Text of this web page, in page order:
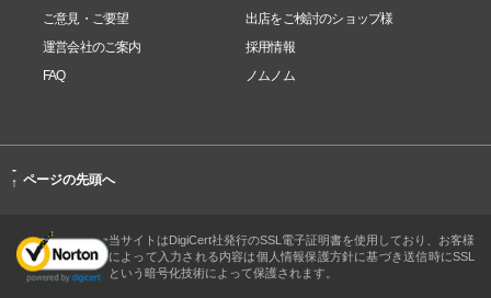
ホメオパシーの実践で技術の最も高度な運用が要求
されるのは、レメディによる刺激を『最適』に（専
を数多く行うことによってしかブラッシュアップで
きません。
ご意見・ご要望
出店をご検討のショップ様
運営会社のご案内
採用情報
FAQ
ノムノム
-
↑ ページの先頭へ
当サイトはDigiCert社発行のSSL電子証明書を使用しており、お客様
によって入力される内容は個人情報保護方針に基づき送信時にSSL
という暗号化技術によって保護されます。